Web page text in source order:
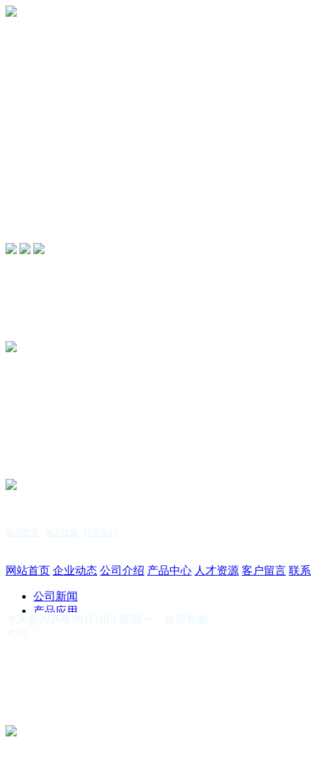
设为首页 加入收藏
服务热线：15255144771
网站首页 企业动态 公司介绍 产品中心 人才资源 客户留言 联
公司新闻
产品应用
今天是2026年08月10日 星期一，欢迎光临
本站！